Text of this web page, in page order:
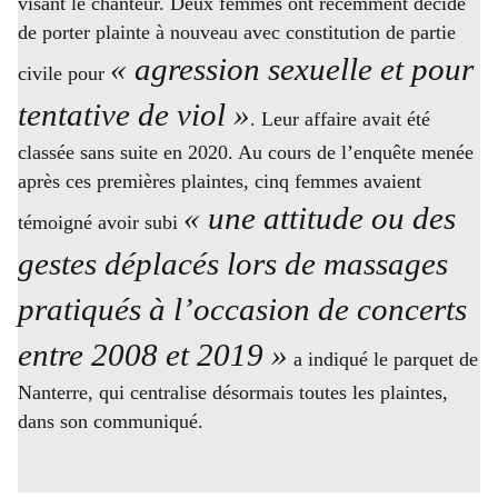
de porter plainte à nouveau avec constitution de partie
civile pour « agression sexuelle et pour
tentative de viol ». Leur affaire avait été
classée sans suite en 2020. Au cours de l’enquête menée
après ces premières plaintes, cinq femmes avaient
témoigné avoir subi « une attitude ou des
gestes déplacés lors de massages
pratiqués à l’occasion de concerts
entre 2008 et 2019 » a indiqué le parquet de
Nanterre, qui centralise désormais toutes les plaintes,
dans son communiqué.